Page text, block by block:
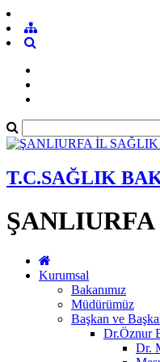
T.C.SAĞLIK
Kurumsal
Bakanımız
Müdürümüz
Başkan ve
Dr.Öznur
Dr.